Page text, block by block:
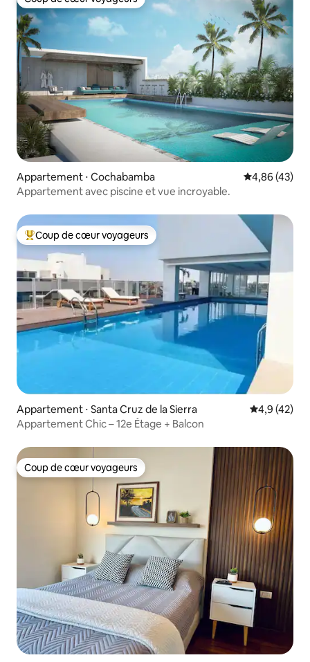
Coup de cœur voyageurs
Appartement ⋅ Cochabamba Évaluation
4,86 (43)
Appartement avec piscine et vue incroyable.
Coups de cœur voyageurs les plus appréciés
Coup de cœur voyageurs
Appartement ⋅ Santa Cruz de la Sierra Évaluation
4,9 (42)
Appartement Chic – 12e Étage + Balcon
Coup de cœur voyageurs
Coup de cœur voyageurs